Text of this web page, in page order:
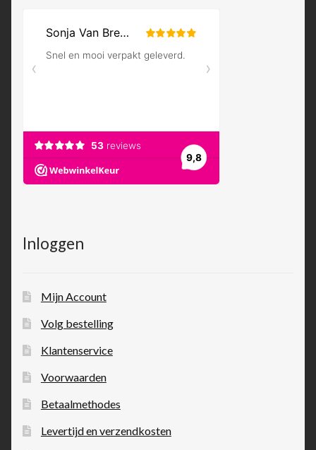
Inloggen
Mijn Account
Volg bestelling
Klantenservice
Voorwaarden
Betaalmethodes
Levertijd en verzendkosten